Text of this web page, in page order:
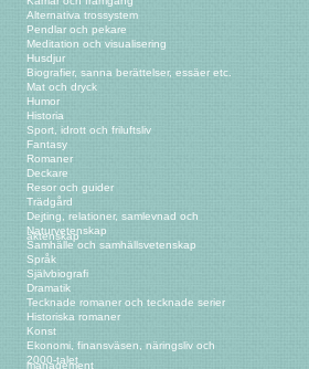
Alternativa trossystem
Pendlar och pekare
Meditation och visualisering
Husdjur
Biografier, sanna berättelser, essäer etc.
Mat och dryck
Humor
Historia
Sport, idrott och friluftsliv
Fantasy
Romaner
Deckare
Resor och guider
Trädgård
Dejting, relationer, samlevnad och
äktenskap
Naturvetenskap
Samhälle och samhällsvetenskap
Språk
Självbiografi
Dramatik
Tecknade romaner och tecknade serier
Historiska romaner
Konst
Ekonomi, finansväsen, näringsliv och
management
2000-talet